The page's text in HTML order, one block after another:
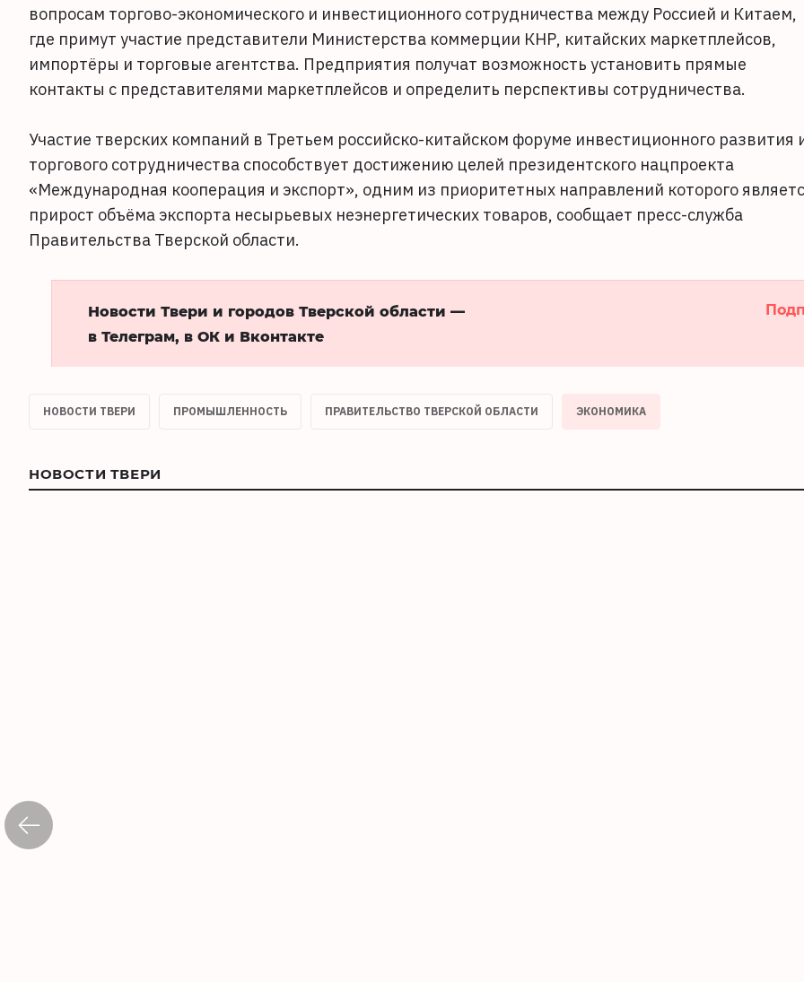
вопросам торгово-экономического и инвестиционного сотрудничества между Россией и Китаем,
где примут участие представители Министерства коммерции КНР, китайских маркетплейсов,
импортёры и торговые агентства. Предприятия получат возможность установить прямые
контакты с представителями маркетплейсов и определить перспективы сотрудничества.
Участие тверских компаний в Третьем российско-китайском форуме инвестиционного развития
торгового сотрудничества способствует достижению целей президентского нацпроекта
«Международная кооперация и экспорт», одним из приоритетных направлений которого
прирост объёма экспорта несырьевых неэнергетических товаров, сообщает пресс-служба
Правительства Тверской области.
Новости Твери и городов Тверской области —
в Телеграм, в ОК и Вконтакте
НОВОСТИ ТВЕРИ ПРОМЫШЛЕННОСТЬ ПРАВИТЕЛЬСТВО ТВЕРСКОЙ ОБЛАСТИ ЭКОНОМИКА
НОВОСТИ ТВЕРИ